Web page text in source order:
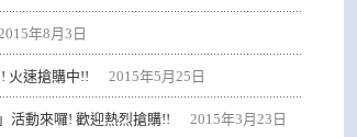
年8月3日
火速搶購中!! 2015年5月25日
活動來囉! 歡迎熱烈搶購!! 2015年3月23日